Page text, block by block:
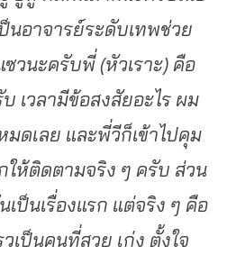
อาจารย์ระดับเทพช่วย
วนะครับพี่ (หัวเราะ) คือ
เวลามีข้อสงสัยอะไร ผม
ดเลย และพี่วีก็เข้าไปคุม
ให้ติดตามจริง ๆ ครับ ส่วน
ป็นเรื่องแรก แต่จริง ๆ คือ
เป็นคนที่สวย เก่ง ตั้งใจ